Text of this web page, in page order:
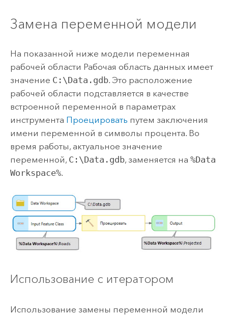
Замена переменной модели
На показанной ниже модели переменная
рабочей области Рабочая область данныхимеет
значение C:\Data.gdb. Это расположение
рабочей области подставляется в качестве
встроенной переменной в параметрах
инструмента Проецировать путем заключения
имени переменной в символы процента. Во
время работы, актуальное значение
переменной, C:\Data.gdb, заменяется на %Data
Workspace%.
Использование с итератором
Использование замены переменной модели